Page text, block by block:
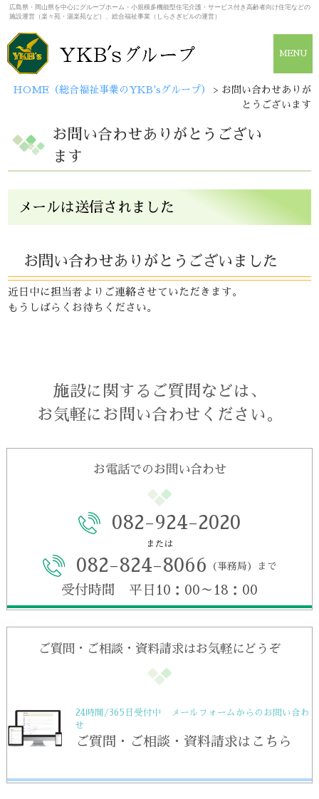
広島県・岡山県を中心にグループホーム・小規模多機能型住宅介護・サービス付き高齢者向け住宅などの
施設運営（楽々苑・湯楽苑など）、総合福祉事業（しらさぎビルの運営）
MENU
HOME（総合福祉事業のYKB'sグループ） > お問い合わせありが
とうございます
お問い合わせありがとうござい
ます
メールは送信されました
お問い合わせありがとうございました
近日中に担当者よりご連絡させていただきます。
もうしばらくお待ちください。
施設に関するご質問などは、
お気軽にお問い合わせください。
お電話でのお問い合わせ
082-924-2020
または
082-824-8066 （事務局）まで
受付時間 平日10：00～18：00
ご質問・ご相談・資料請求はお気軽にどうぞ
24時間/365日受付中 メールフォームからのお問い合わ
せ
ご質問・ご相談・資料請求はこちら